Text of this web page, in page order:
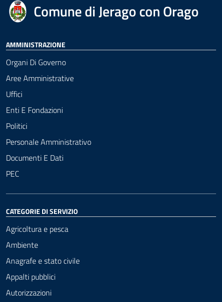
Comune di Jerago con Orago
AMMINISTRAZIONE
Organi Di Governo
Aree Amministrative
Uffici
Enti E Fondazioni
Politici
Personale Amministrativo
Documenti E Dati
PEC
CATEGORIE DI SERVIZIO
Agricoltura e pesca
Ambiente
Anagrafe e stato civile
Appalti pubblici
Autorizzazioni